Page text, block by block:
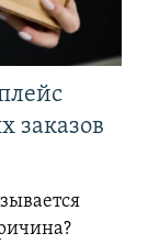
заказов